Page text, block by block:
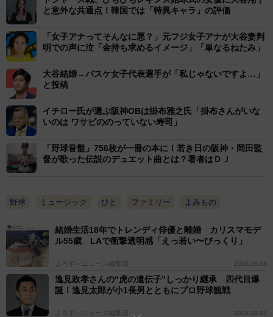
ト）、彦野利勝（中日）らが続き、監督ではヤクルト黄
金時代を築いた野村克也が山口洋子作詞の「俺の花だよ
月見草」を日本一となった９３年に出した。さらに〝ハ
マの大魔神〟佐々木主浩は横浜から大リーグ・マリナー
ズに移籍した２０００年、小室哲哉サウンドに彩られた
「ｂｒｅａｋ ｎｅｗ ｇｒｏｕｎｄ」をリリース。い
ずれも、今では〝平成レトロ〟と呼ばれる８センチ短冊
ＣＤだった。
では、現時点で最後となっている音盤は何か。
自ら歌ったポップス調の曲『夢よ！叶え！～ｒａｉｓ
ｅ ｖｏｉｃｅ～』です。ＣＤリリースは１４年。これ
以降、現役選手本人が歌っている音盤は確認されていま
せん」と説明した。それから１０年。選手はなぜ、歌わ
なくなったのか。
中嶋氏は「アスリート志向」と「音楽業界の変化」の
と意外な共通点！韓国では「特異キャラ」の評価
「女子アナってそんなに悪？」元フジ女子アナが大谷妻判
明での声に泣「金持ち求めるイメージ」「単なるねたみ」
大谷結婚→バスケ女子代表選手が「私じゃないですよ…」
と投稿
イチロー氏が選ぶ阪神OBは掛布雅之氏「掛布さんがいな
いのは ワサビののっていない寿司」
「野球音盤」756枚が一冊の本に！若き日の阪神・岡田監
督が歌った伝説のデュエット曲とは？著者はＤＪ
野球 ミュージック ひと ファミリー よみもの
結婚生活18年でトレンディ俳優と離婚 カリスマモデ
ル55歳 LAで衝撃透明感「えっ若い〜びっくり」
よろず～ニュース編集部 2026.08.08
逸見政孝さんの“虎の遺伝子”しっかり継承 四代目爆
誕！逸見太郎が小1長男とともにプロ野球観戦
よろず～ニュース編集部 2026.08.07